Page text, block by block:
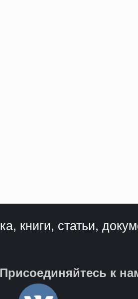
книги, статьи,
к